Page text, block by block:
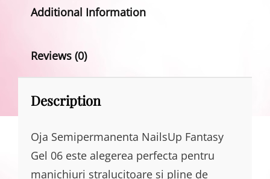
Additional Information
Reviews (0)
Description
Oja Semipermanenta NailsUp Fantasy
Gel 06 este alegerea perfecta pentru
manichiuri stralucitoare si pline de